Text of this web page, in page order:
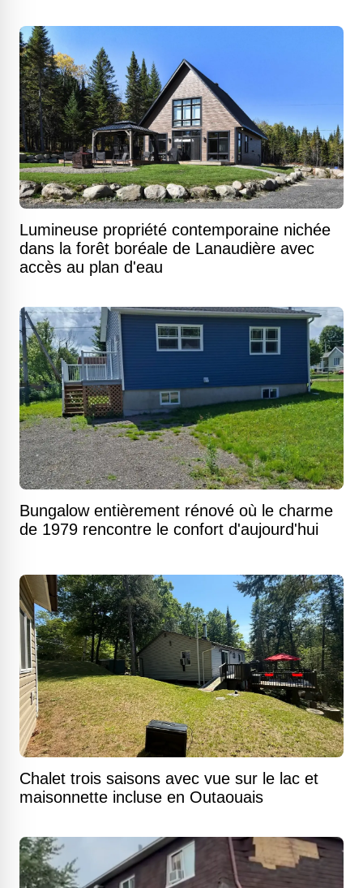
Lumineuse propriété contemporaine nichée
dans la forêt boréale de Lanaudière avec
accès au plan d'eau
Bungalow entièrement rénové où le charme
de 1979 rencontre le confort d'aujourd'hui
Chalet trois saisons avec vue sur le lac et
maisonnette incluse en Outaouais